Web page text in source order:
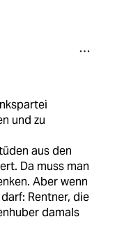
und zu
aus den
Da muss man
Aber wenn
Rentner, die
damals